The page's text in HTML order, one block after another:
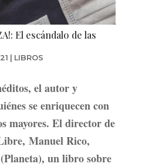
El escándalo de las
LIBROS
el autor y
se enriquecen con
mayores. El director de
Manuel Rico,
un libro sobre